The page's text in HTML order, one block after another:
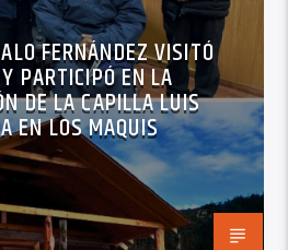
FERNÁNDEZ VISITÓ
PARTICIPÓ EN LA
DE LA CAPILLA LUIS
EN LOS MAQUIS